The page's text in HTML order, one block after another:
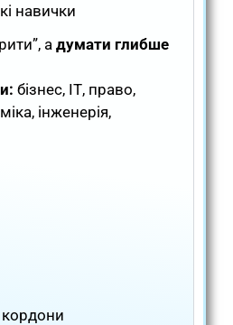
навички
а думати глибше
бізнес, ІТ, право,
інженерія,
кордони